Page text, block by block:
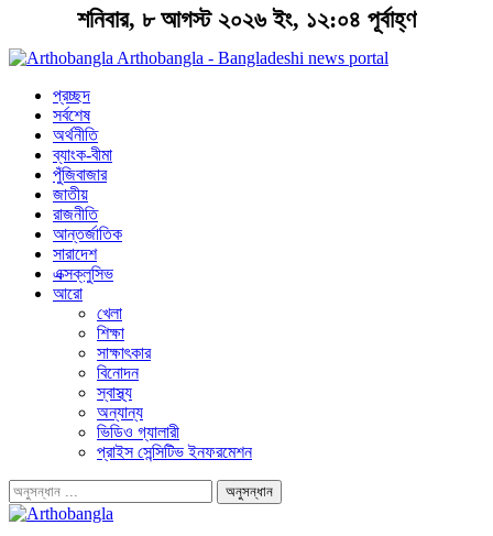
শনিবার, ৮ আগস্ট ২০২৬ ইং, ১২:০৪ পূর্বাহ্ণ
Arthobangla - Bangladeshi news portal
প্রচ্ছদ
সর্বশেষ
অর্থনীতি
ব্যাংক-বীমা
পুঁজিবাজার
জাতীয়
রাজনীতি
আন্তর্জাতিক
সারাদেশ
এক্সক্লুসিভ
আরো
খেলা
শিক্ষা
সাক্ষাৎকার
বিনোদন
স্বাস্থ্য
অন্যান্য
ভিডিও গ্যালারী
প্রাইস সেন্সিটিভ ইনফরমেশন